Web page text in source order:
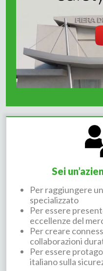
Sei
Per raggiungere
specializzato
Per essere
eccellenze del
Per creare
collaborazioni
Per essere
italiano sulla